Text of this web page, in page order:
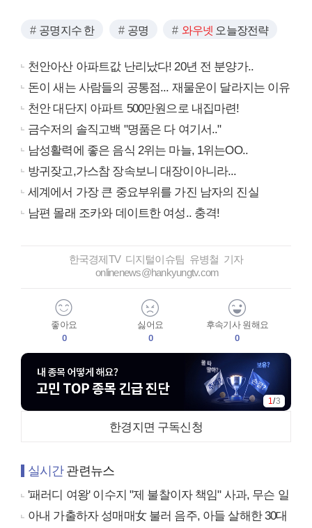
공명지수 한 공명 와우넷 오늘장전략
천안아산 아파트값 난리났다! 20년 전 분양가..
돈이 새는 사람들의 공통점... 재물운이 달라지는 이유
천안 대단지 아파트 500만원으로 내집마련!
금수저의 솔직고백 "명품은 다 여기서.."
남성활력에 좋은 음식 2위는 마늘, 1위는OO..
방귀잦고,가스참 장속보니 대장이아니라...
세계에서 가장 큰 중요부위를 가진 남자의 진실
남편 몰래 조카와 데이트한 여성.. 충격!
한국경제TV 디지털이슈팀 유병철 기자
onlinenews@hankyungtv.com
좋아요
0
싫어요
0
후속기사 원해요
0
1/3
한경지면 구독신청
실시간관련뉴스
'패러디 여왕' 이수지 "제 불찰이자 책임" 사과, 무슨 일
아내 가출하자 성매매女 불러 음주, 아들 살해한 30대